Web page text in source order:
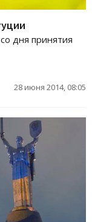
дня принятия
28 июня 2014, 08:05